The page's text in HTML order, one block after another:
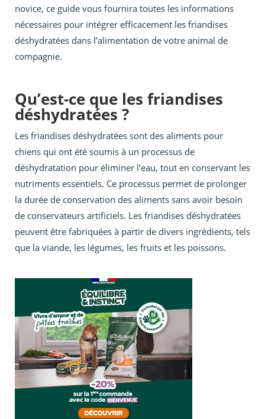
novice, ce guide vous fournira toutes les informations
nécessaires pour intégrer efficacement les friandises
déshydratées dans l’alimentation de votre animal de
compagnie.
Qu’est-ce que les friandises
déshydratées ?
Les friandises déshydratées sont des aliments pour
chiens qui ont été soumis à un processus de
déshydratation pour éliminer l’eau, tout en conservant les
nutriments essentiels. Ce processus permet de prolonger
la durée de conservation des aliments sans avoir besoin
de conservateurs artificiels. Les friandises déshydratées
peuvent être fabriquées à partir de divers ingrédients, tels
que la viande, les légumes, les fruits et les poissons.